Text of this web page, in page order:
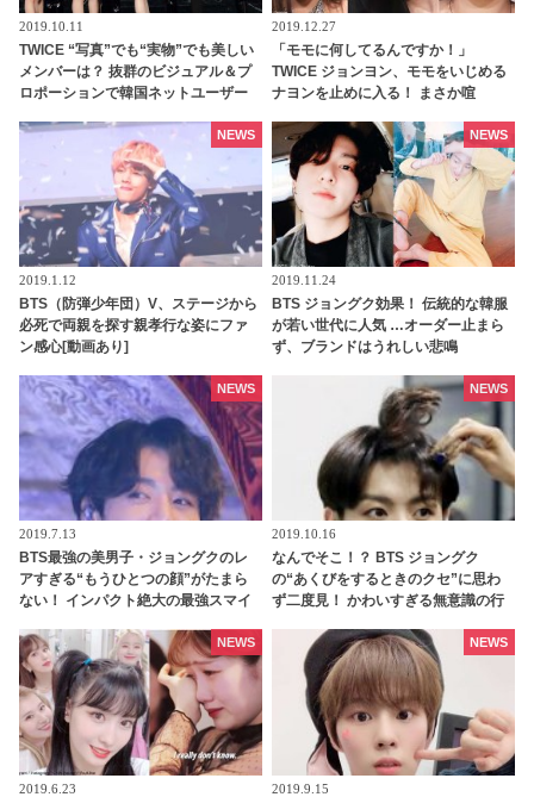
2019.10.11
TWICE “写真”でも“実物”でも美しい
メンバーは？ 抜群のビジュアル＆プ
ロポーションで韓国ネットユーザー
2019.12.27
「モモに何してるんですか！」
TWICE ジョンヨン、モモをいじめる
ナヨンを止めに入る！ まさか喧
2019.1.12
BTS（防弾少年団）V、ステージから
必死で両親を探す親孝行な姿にファ
ン感心[動画あり]
NEWS
2019.11.24
BTS ジョングク効果！ 伝統的な韓服
が若い世代に人気 …オーダー止まら
ず、ブランドはうれしい悲鳴
NEWS
2019.7.13
BTS最強の美男子・ジョングクのレ
アすぎる“もうひとつの顔”がたまら
ない！ インパクト絶大の最強スマイ
NEWS
2019.10.16
なんでそこ！？ BTS ジョングク
の“あくびをするときのクセ”に思わ
ず二度見！ かわいすぎる無意識の行
NEWS
2019.6.23
NEWS
2019.9.15
NEWS